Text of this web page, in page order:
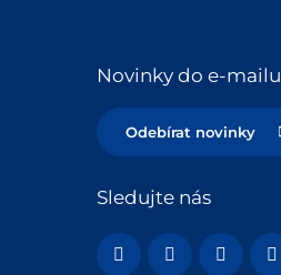
Novinky do e-mailu
Odebírat novinky
Sledujte nás